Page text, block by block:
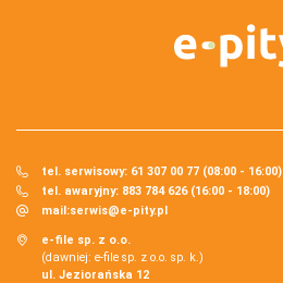
tel. serwisowy: 61 307 00 77 (08:00 - 16:00)
tel. awaryjny: 883 784 626 (16:00 - 18:00)
mail:serwis@e-pity.pl
e-file sp. z o.o.
(dawniej: e-file sp. z o.o. sp. k.)
ul. Jeziorańska 12